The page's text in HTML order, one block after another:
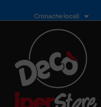
Cronache locali